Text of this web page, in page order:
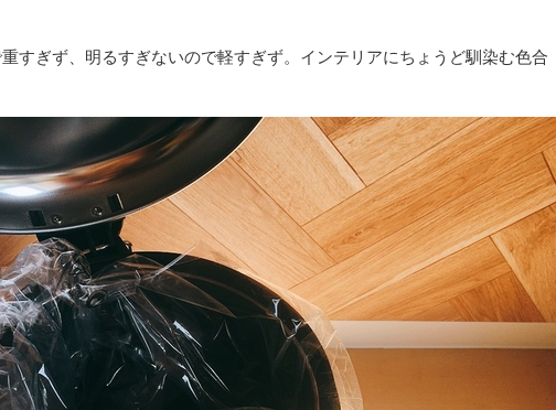
すぎず、明るすぎないので軽すぎず。インテリアにちょうど馴染む色合